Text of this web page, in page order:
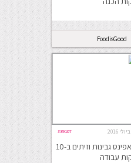
FoodisGood
#39107
מאפינס גבינות וזיתים ב-10
עבודה